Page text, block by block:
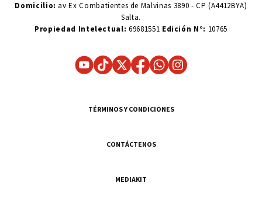
Domicilio: av Ex Combatientes de Malvinas 3890 - CP (A4412BYA)
Salta.
Propiedad Intelectual: 69681551 Edición N°: 10765
TÉRMINOS Y CONDICIONES
CONTÁCTENOS
MEDIAKIT